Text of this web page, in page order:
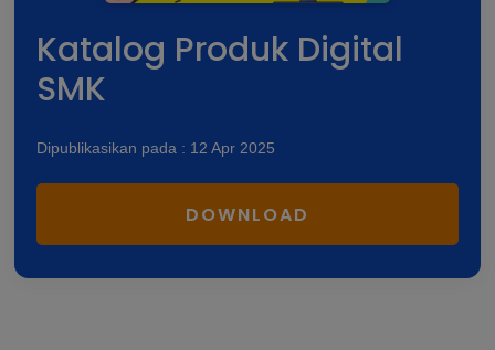
Katalog Produk Digital
SMK
Dipublikasikan pada : 12 Apr 2025
DOWNLOAD